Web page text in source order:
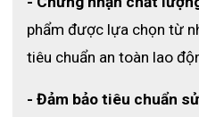
phẩm được lựa chọn từ
tiêu chuẩn an toàn lao
- Đảm bảo tiêu chuẩn